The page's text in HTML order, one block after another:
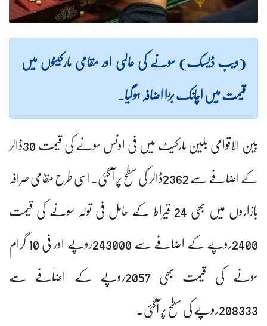
(ویب ڈیسک) سونے کی عالمی اور مقامی مارکیٹوں میں
قیمت میں اچانک بڑا اضافہ ہوگیا۔
بین الاقوامی بلین مارکیٹ میں فی اونس سونے کی قیمت 30ڈالر
کے اضافے سے 2362ڈالر کی سطح پر آ گئی۔اسی طرح مقامی صرافہ
بازاروں میں بھی 24 قیراط کے حامل فی تولہ سونے کی قیمت
2400روپے کے اضافے سے 243000روپے اور فی 10 گرام
سونے کی قیمت بھی 2057روپے کے اضافے سے
208333روپے کی سطح پر آگئی۔